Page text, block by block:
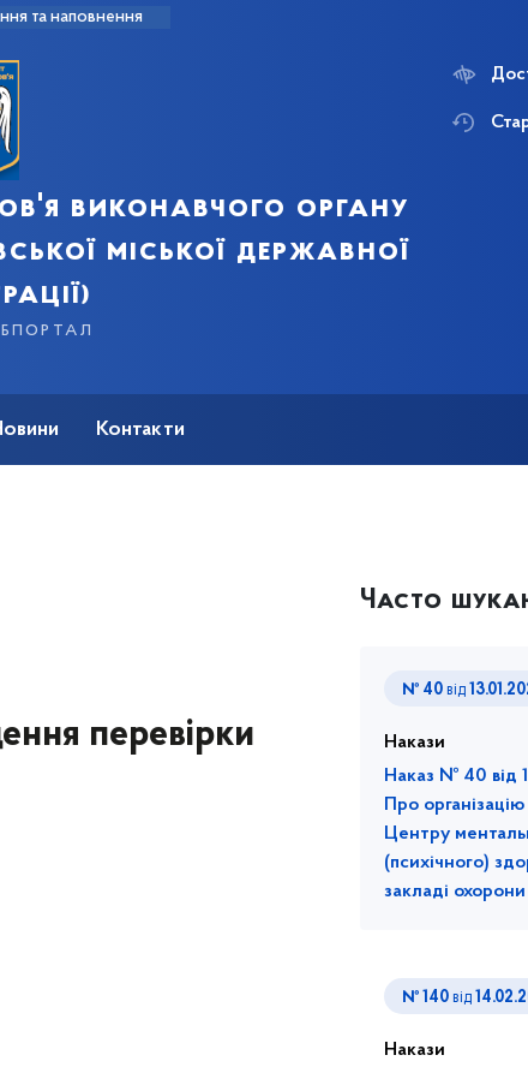
та наповнення
виконавчого органу
міської державної
Контакти
перевірки
Часто
№ 40 від
Накази
Наказ № 40 від
Про
Центру
(психічного)
закладі охорони
№ 140 від
Накази